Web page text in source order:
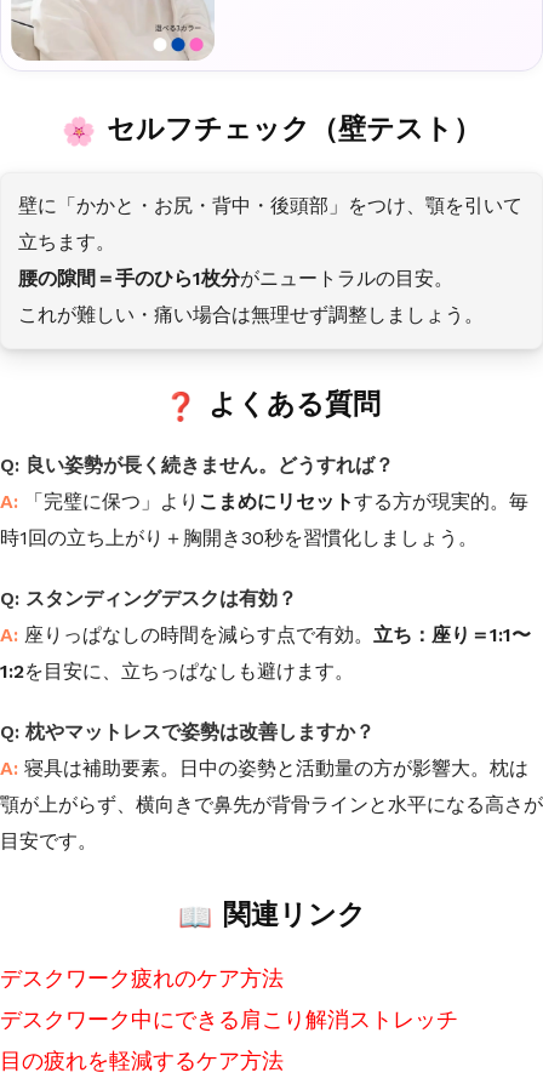
セルフチェック（壁テスト）
壁に「かかと・お尻・背中・後頭部」をつけ、顎を引いて
立ちます。
腰の隙間＝手のひら1枚分がニュートラルの目安。
これが難しい・痛い場合は無理せず調整しましょう。
よくある質問
良い姿勢が長く続きません。どうすれば？
「完璧に保つ」より こまめにリセットする方が現実的。毎
時1回の立ち上がり＋胸開き30秒を習慣化しましょう。
スタンディングデスクは有効？
座りっぱなしの時間を減らす点で有効。 立ち：座り＝1:1〜
1:2を目安に、立ちっぱなしも避けます。
枕やマットレスで姿勢は改善しますか？
寝具は補助要素。日中の姿勢と活動量の方が影響大。枕は
顎が上がらず、横向きで鼻先が背骨ラインと水平になる高さが
目安です。
関連リンク
デスクワーク疲れのケア方法
デスクワーク中にできる肩こり解消ストレッチ
目の疲れを軽減するケア方法